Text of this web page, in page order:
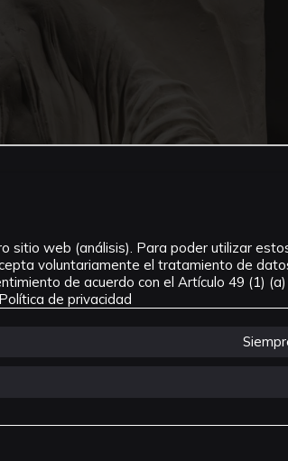
sitio web (análisis). Para poder utilizar
voluntariamente el tratamiento de
de acuerdo con el Artículo 49 (1)
Política de privacidad